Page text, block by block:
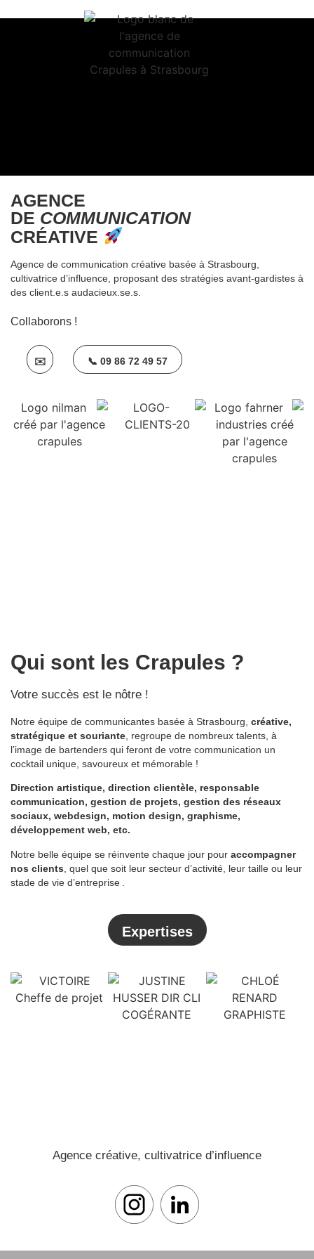
AGENCE
DE COMMUNICATION
CRÉATIVE
Agence de communication créative basée à Strasbourg,
cultivatrice d’influence, proposant des stratégies avant-gardistes à
des client.e.s audacieux.se.s.
Collaborons !
✉️ 📞 09 86 72 49 57
Qui sont les Crapules ?
Votre succès est le nôtre !
Notre équipe de communicantes basée à Strasbourg, créative,
stratégique et souriante , regroupe de nombreux talents, à
l’image de bartenders qui feront de votre communication un
cocktail unique, savoureux et mémorable !
Direction artistique, direction clientèle, responsable
communication, gestion de projets, gestion des réseaux
sociaux, webdesign, motion design, graphisme,
développement web, etc.
Notre belle équipe se réinvente chaque jour pour accompagner
nos clients , quel que soit leur secteur d’activité, leur taille ou leur
stade de vie d’entreprise .
Expertises
Agence créative, cultivatrice d’influence